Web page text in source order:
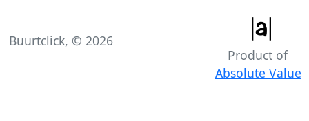
Buurtclick, © 2026
Product of
Absolute Value